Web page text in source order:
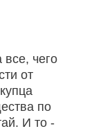
чего
от
по
И то -